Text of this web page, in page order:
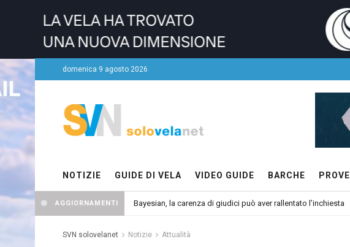
domenica 9 agosto 2026
NOTIZIE GUIDE DI VELA VIDEO GUIDE BARCHE PROVE
AGGIORNAMENTI Bayesian, la carenza di giudici può aver rallentato l’inchiesta
SVN solovelanet Notizie Attualità